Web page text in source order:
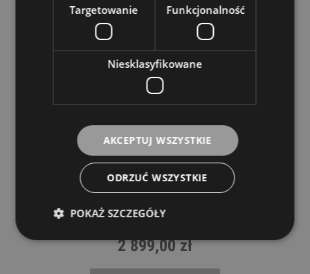
Buffet Crampon seria 200 Sax Alt Saksofon
altowy
2 899,00 zł
Targetowanie Funkcjonalność
Niesklasyfikowane
AKCEPTUJ WSZYSTKIE
ODRZUĆ WSZYSTKIE
POKAŻ SZCZEGÓŁY